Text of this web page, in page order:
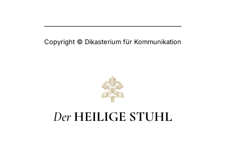
Copyright © Dikasterium für Kommunikation
Der HEILIGE STUHL